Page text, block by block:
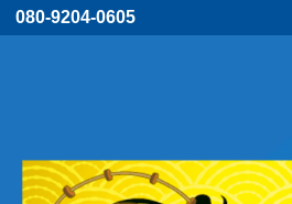
080-9204-0605